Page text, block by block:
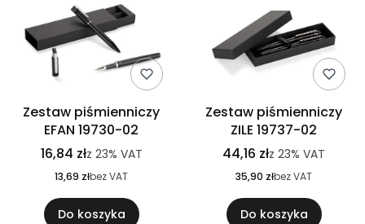
Zestaw piśmienniczy
EFAN 19730-02
16,84 złz 23% VAT
13,69 złbez VAT
Do koszyka
Zestaw piśmienniczy
ZILE 19737-02
44,16 złz 23% VAT
35,90 złbez VAT
Do koszyka